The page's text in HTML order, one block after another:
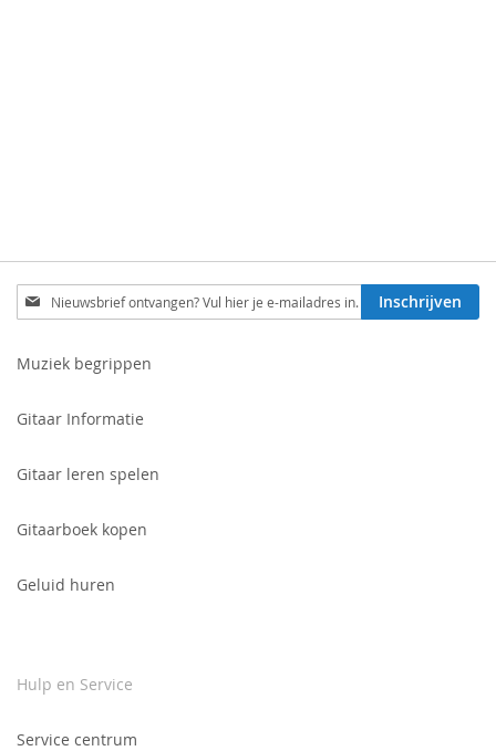
Schrijf
je
voor
Inschrijven
Muziek begrippen
Gitaar Informatie
Gitaar leren spelen
Gitaarboek kopen
Geluid huren
Hulp en Service
Service centrum